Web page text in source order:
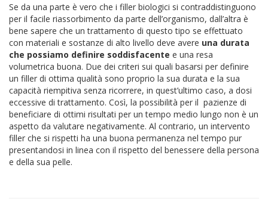
Se da una parte è vero che i filler biologici si contraddistinguono
per il facile riassorbimento da parte dell’organismo, dall’altra è
bene sapere che un trattamento di questo tipo se effettuato
con materiali e sostanze di alto livello deve avere una durata
che possiamo definire soddisfacente e una resa
volumetrica buona. Due dei criteri sui quali basarsi per definire
un filler di ottima qualità sono proprio la sua durata e la sua
capacità riempitiva senza ricorrere, in quest’ultimo caso, a dosi
eccessive di trattamento. Così, la possibilità per il pazienze di
beneficiare di ottimi risultati per un tempo medio lungo non è un
aspetto da valutare negativamente. Al contrario, un intervento
filler che si rispetti ha una buona permanenza nel tempo pur
presentandosi in linea con il rispetto del benessere della persona
e della sua pelle.